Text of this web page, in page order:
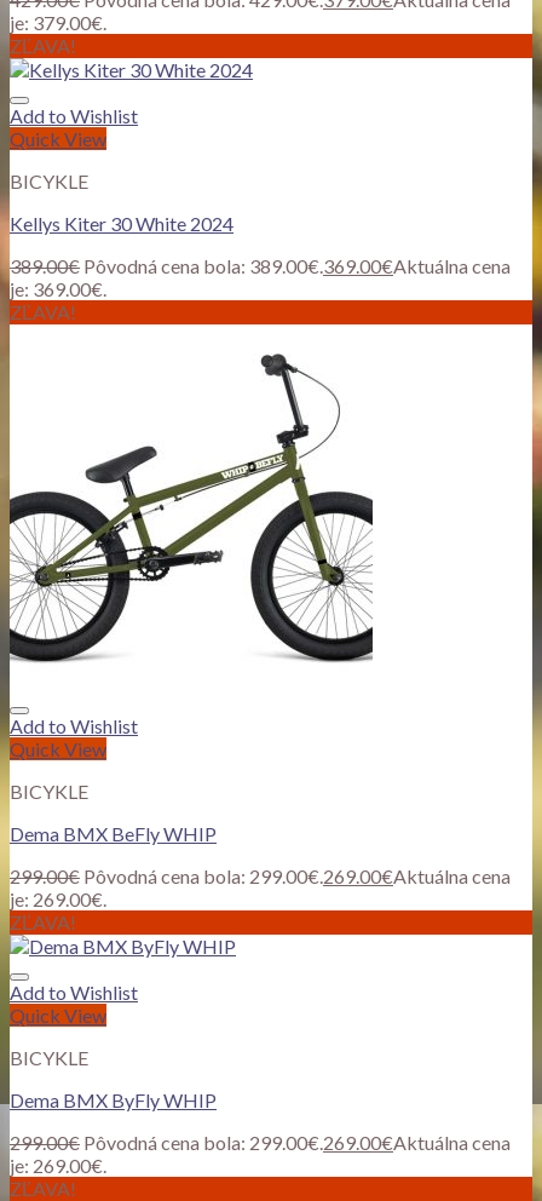
je: 379.00€.
ZĽAVA!
Add to Wishlist
Quick View
BICYKLE
Kellys Kiter 30 White 2024
389.00€ Pôvodná cena bola: 389.00€. 369.00€Aktuálna cena
je: 369.00€.
ZĽAVA!
Add to Wishlist
Quick View
BICYKLE
Dema BMX BeFly WHIP
299.00€ Pôvodná cena bola: 299.00€. 269.00€Aktuálna cena
je: 269.00€.
ZĽAVA!
Add to Wishlist
Quick View
BICYKLE
Dema BMX ByFly WHIP
299.00€ Pôvodná cena bola: 299.00€. 269.00€Aktuálna cena
je: 269.00€.
ZĽAVA!